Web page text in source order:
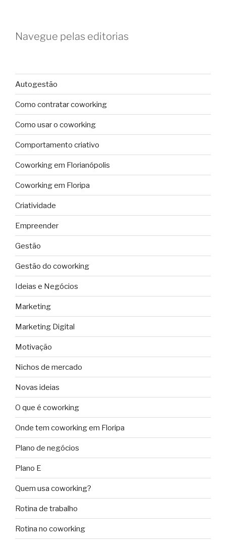
Navegue pelas editorias
Autogestão
Como contratar coworking
Como usar o coworking
Comportamento criativo
Coworking em Florianópolis
Coworking em Floripa
Criatividade
Empreender
Gestão
Gestão do coworking
Ideias e Negócios
Marketing
Marketing Digital
Motivação
Nichos de mercado
Novas ideias
O que é coworking
Onde tem coworking em Floripa
Plano de negócios
Plano E
Quem usa coworking?
Rotina de trabalho
Rotina no coworking